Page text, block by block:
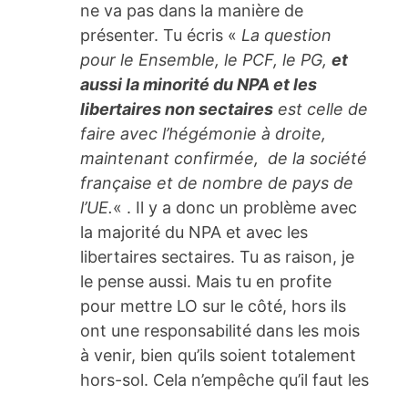
ne va pas dans la manière de
présenter. Tu écris « La question
pour le Ensemble, le PCF, le PG, et
aussi la minorité du NPA et les
libertaires non sectairesest celle de
faire avec l’hégémonie à droite,
maintenant confirmée, de la société
française et de nombre de pays de
l’UE.« . Il y a donc un problème avec
la majorité du NPA et avec les
libertaires sectaires. Tu as raison, je
le pense aussi. Mais tu en profite
pour mettre LO sur le côté, hors ils
ont une responsabilité dans les mois
à venir, bien qu’ils soient totalement
hors-sol. Cela n’empêche qu’il faut les